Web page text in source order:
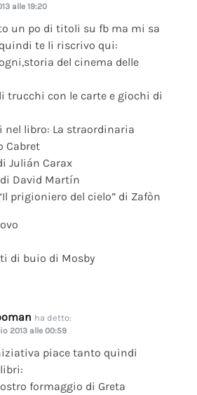
alle 19:20
un po di titoli su fb ma mi sa
te li riscrivo qui:
del cinema delle
trucchi con le carte e giochi di
nel libro: La straordinaria
Cabret
Julián Carax
di David Martín
prigioniero del cielo” di Zafòn
di buio di Mosby
ha detto:
2013 alle 00:59
piace tanto quindi
formaggio di Greta